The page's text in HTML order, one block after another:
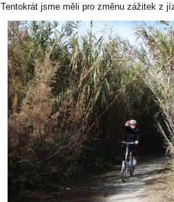
Tentokrát jsme měli pro změnu zážitek z